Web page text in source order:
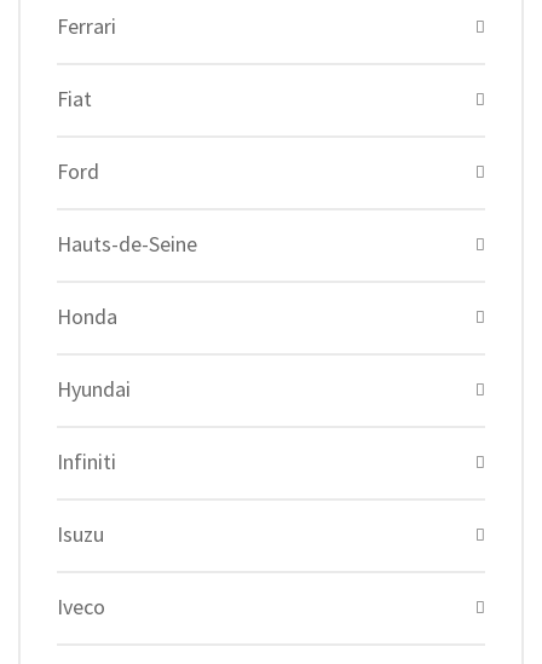
Ferrari
Fiat
Ford
Hauts-de-Seine
Honda
Hyundai
Infiniti
Isuzu
Iveco